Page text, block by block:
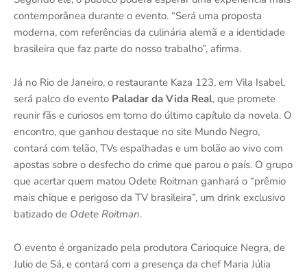
contemporânea durante o evento. “Será uma proposta
moderna, com referências da culinária alemã e a identidade
brasileira que faz parte do nosso trabalho”, afirma.
Já no Rio de Janeiro, o restaurante Kaza 123, em Vila Isabel,
será palco do evento Paladar da Vida Real, que promete
reunir fãs e curiosos em torno do último capítulo da novela. O
encontro, que ganhou destaque no site Mundo Negro,
contará com telão, TVs espalhadas e um bolão ao vivo com
apostas sobre o desfecho do crime que parou o país. O grupo
que acertar quem matou Odete Roitman ganhará o “prêmio
mais chique e perigoso da TV brasileira”, um drink exclusivo
batizado de Odete Roitman.
O evento é organizado pela produtora Carioquice Negra, de
Julio de Sá, e contará com a presença da chef Maria Júlia